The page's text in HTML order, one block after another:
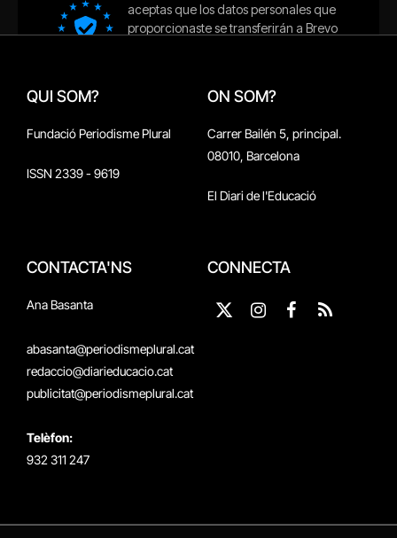
QUI SOM?
Fundació Periodisme Plural
ISSN 2339 - 9619
ON SOM?
Carrer Bailén 5, principal.
08010, Barcelona
El Diari de l'Educació
CONTACTA'NS
Ana Basanta
abasanta@periodismeplural.cat
redaccio@diarieducacio.cat
publicitat@periodismeplural.cat
Telèfon:
932 311 247
CONNECTA
X
Instagram
Facebook
RSS